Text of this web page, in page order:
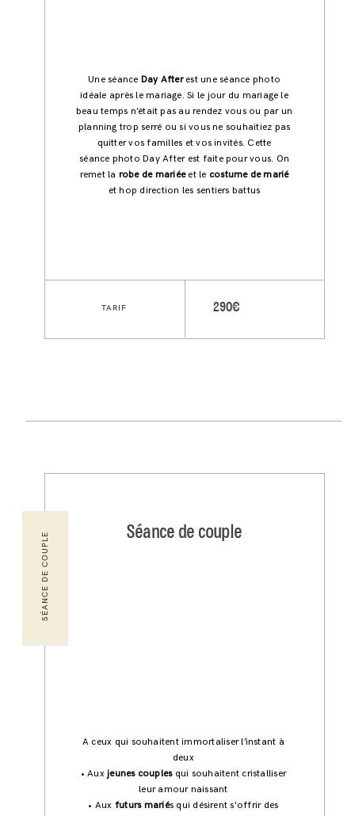
Une séance Day Afterest une séance photo
idéale après le mariage. Si le jour du mariage le
beau temps n’était pas au rendez vous ou par un
planning trop serré ou si vous ne souhaitiez pas
quitter vos familles et vos invités. Cette
séance photo Day After est faite pour vous. On
remet la robe de mariéeet le costume de marié
et hop direction les sentiers battus
290€
TARIF
Séance de couple
SÉANCE DE COUPLE
A ceux qui souhaitent immortaliser l’instant à
deux
• Aux jeunes couplesqui souhaitent cristalliser
leur amour naissant
• Aux futurs mariés qui désirent s'offrir des